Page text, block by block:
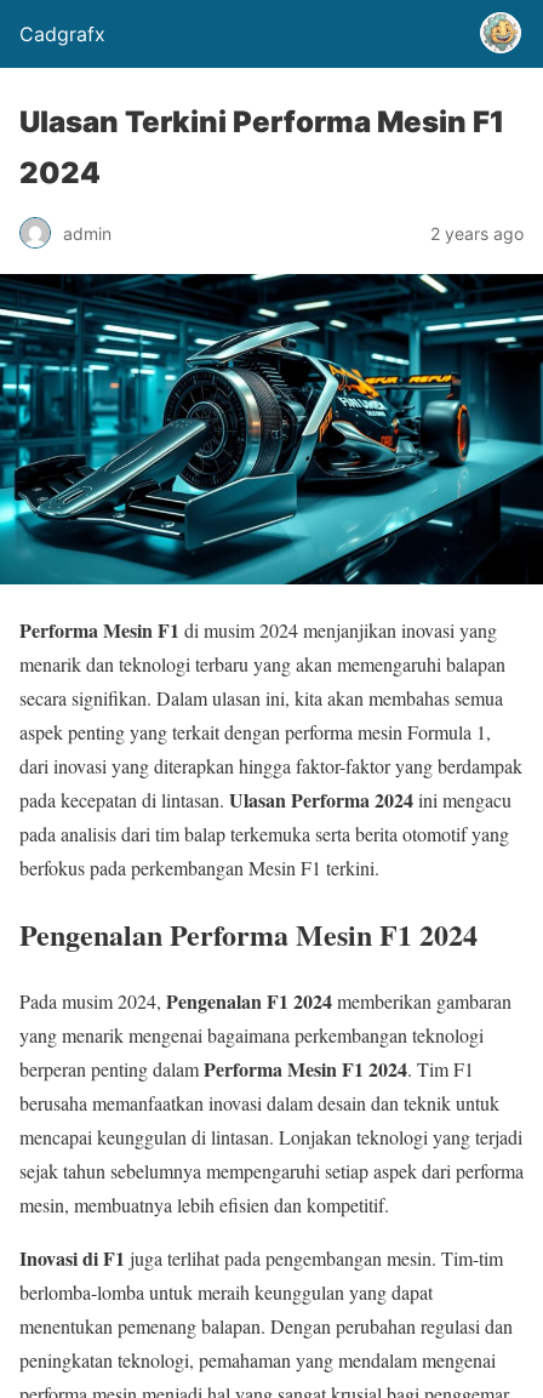
Cadgrafx
Ulasan Terkini Performa Mesin F1
2024
admin 2 years ago
Performa Mesin F1 di musim 2024 menjanjikan inovasi yang
menarik dan teknologi terbaru yang akan memengaruhi balapan
secara signifikan. Dalam ulasan ini, kita akan membahas semua
aspek penting yang terkait dengan performa mesin Formula 1,
dari inovasi yang diterapkan hingga faktor-faktor yang berdampak
pada kecepatan di lintasan. Ulasan Performa 2024ini mengacu
pada analisis dari tim balap terkemuka serta berita otomotif yang
berfokus pada perkembangan Mesin F1 terkini.
Pengenalan Performa Mesin F1 2024
Pada musim 2024, Pengenalan F1 2024memberikan gambaran
yang menarik mengenai bagaimana perkembangan teknologi
berperan penting dalamPerforma Mesin F1 2024. Tim F1
berusaha memanfaatkan inovasi dalam desain dan teknik untuk
mencapai keunggulan di lintasan. Lonjakan teknologi yang terjadi
sejak tahun sebelumnya mempengaruhi setiap aspek dari performa
mesin, membuatnya lebih efisien dan kompetitif.
Inovasi di F1 juga terlihat pada pengembangan mesin. Tim-tim
berlomba-lomba untuk meraih keunggulan yang dapat
menentukan pemenang balapan. Dengan perubahan regulasi dan
peningkatan teknologi, pemahaman yang mendalam mengenai